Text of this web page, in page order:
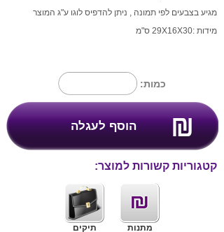
מגיע בצבעים לפי תמונה , ניתן להדפיס לוגו ע"ג המוצר
מידות :29X16X30 ס"מ
כמות:
קטגוריות קשורות למוצר:
מתנות
תיקים